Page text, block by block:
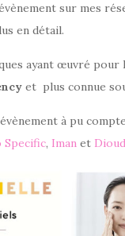
sur mes
en détail.
ayant œuvré
et plus connue
à pu
Specific, Iman et